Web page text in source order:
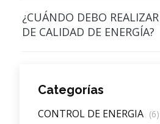
¿CUÁNDO DEBO
DE CALIDAD DE ENERGÍA?
Categorías
CONTROL DE ENERGIA (6)